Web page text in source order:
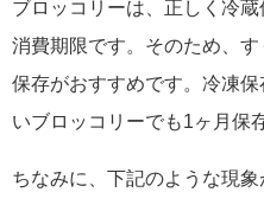
ブロッコリーは、正しく冷
消費期限です。そのため、
保存がおすすめです。冷凍
いブロッコリーでも1ヶ月保
ちなみに、下記のような現象